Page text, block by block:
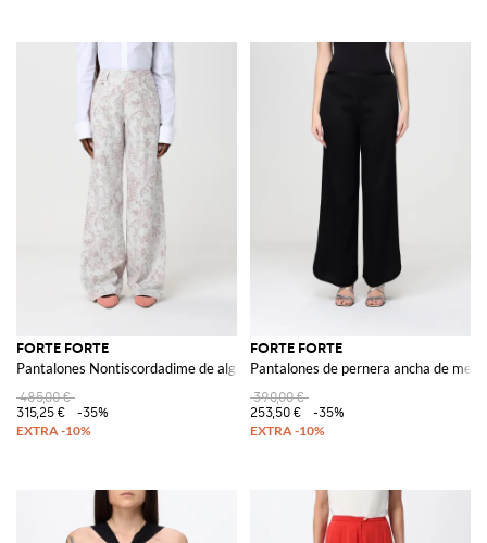
FORTE FORTE
Pantalones Nontiscordadime de algodón estampado
485,00 €
315,25 €
-35%
FORTE FORTE
Pantalones de pernera ancha de
390,00 €
253,50 €
-35%